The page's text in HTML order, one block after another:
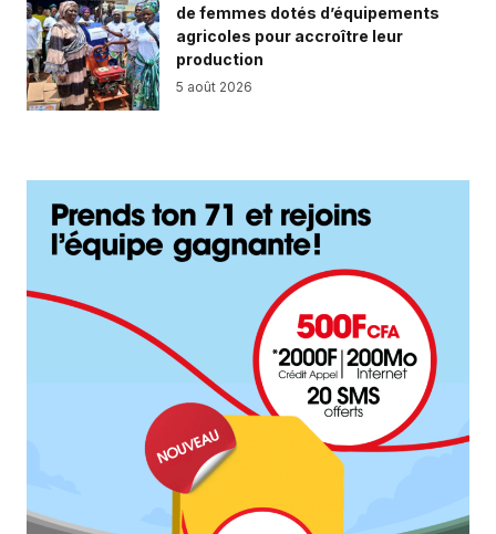
de femmes dotés d’équipements
agricoles pour accroître leur
production
5 août 2026